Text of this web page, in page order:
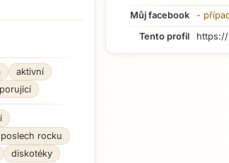
aktivní
poslech rocku
diskotéky
Můj facebook
-
Tento profil
https://